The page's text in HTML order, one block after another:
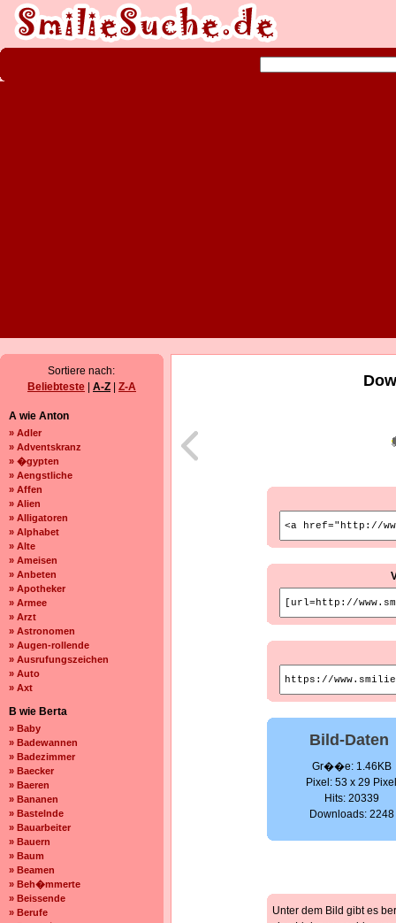
Sortiere nach:
Beliebteste
A-Z Z-A
A wie Anton
» Adler
» Adventskranz
» �gypten
» Aengstliche
» Affen
» Alien
» Alligatoren
» Alphabet
» Alte
» Ameisen
» Anbeten
» Apotheker
» Armee
» Arzt
» Astronomen
» Augen-rollende
» Ausrufungszeichen
» Auto
» Axt
B wie Berta
» Baby
» Badewannen
» Badezimmer
» Baecker
» Baeren
» Bananen
» Bastelnde
» Bauarbeiter
» Bauern
» Baum
» Beamen
» Beh�mmerte
» Beissende
» Berufe
Bild-Daten
Gr��e: 1.46KB
Pixel: 53 x 29
Hits: 20339
Downloads: 2248
Unter dem Bild gibt es